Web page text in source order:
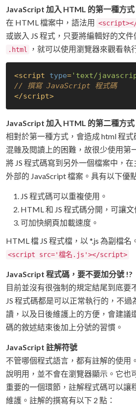
JavaScript 加入 HTML 的第一種方式
在 HTML 檔案中，語法用
或嵌入 JS 程式，只要將編輯好的文件
.html ，就可以使用瀏覽器來觀看執
<script type='text/
// 撰寫 JavaScript 程式碼
</script>
JavaScript 加入 HTML 的第二種方式
相對於第一種方式，會造成 html 程式
混雜及閱讀上的困難，故很少使用第
將 JS 程式碼寫到另外一個檔案中，
外部的 JavaScript 檔案。具有以下優
JS 程式碼可以重複使用。
HTML 和 JS 程式碼分開，可讓
可加快網頁加載速度。
HTML 檔 JS 程式檔，以 *.js 為副檔名
<script src='檔名.js'></script>
JavaScript 程式碼，要不要加分號 !?
目前並沒有很強制的規定結尾到底要
JS 程式碼都是可以正常執行的，不
讀，以及日後維護上的方便，會建議
碼的敘述結束後加上分號的習慣。
JavaScript 註解符號
不管哪個程式語言，都有註解的使用
說明用，並不會在瀏覽器顯示。它也
重要的一個環節，註解程式碼可以讓
維護。註解的撰寫有以下 2 點：